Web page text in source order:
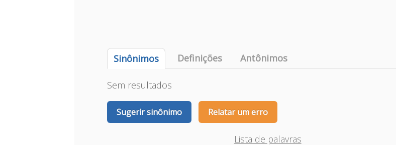
Sinônimos Definições Antônimos
Sem resultados
Sugerir sinônimo Relatar um erro
Lista de palavras